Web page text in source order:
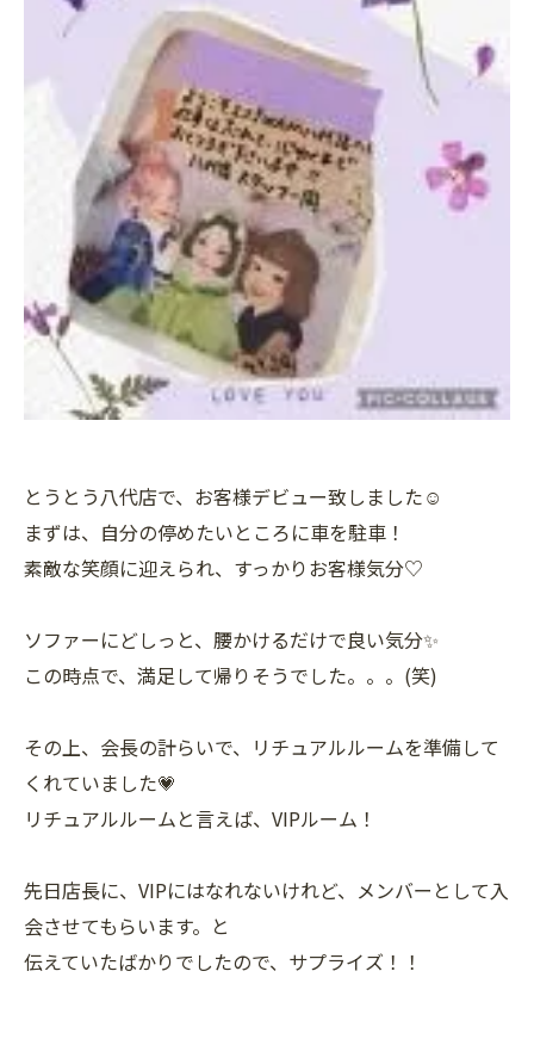
とうとう八代店で、お客様デビュー致しました☺
まずは、自分の停めたいところに車を駐車！
素敵な笑顔に迎えられ、すっかりお客様気分♡
ソファーにどしっと、腰かけるだけで良い気分✨
この時点で、満足して帰りそうでした。。。(笑)
その上、会長の計らいで、リチュアルルームを準備して
くれていました💗
リチュアルルームと言えば、VIPルーム！
先日店長に、VIPにはなれないけれど、メンバーとして入
会させてもらいます。と
伝えていたばかりでしたので、サプライズ！！